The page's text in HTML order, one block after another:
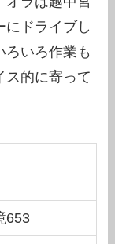
にドライブし
ろいろ作業も
ス的に寄って
653